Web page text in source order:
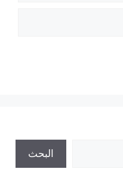
البحث